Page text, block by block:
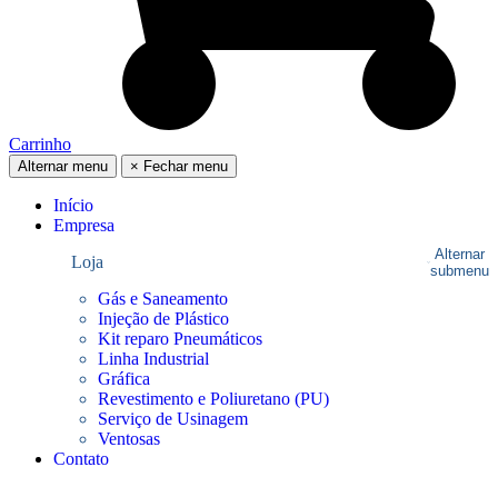
Carrinho
Alternar menu × Fechar menu
Início
Empresa
Loja
Alternar
submenu
Gás e Saneamento
Injeção de Plástico
Kit reparo Pneumáticos
Linha Industrial
Gráfica
Revestimento e Poliuretano (PU)
Serviço de Usinagem
Ventosas
Contato